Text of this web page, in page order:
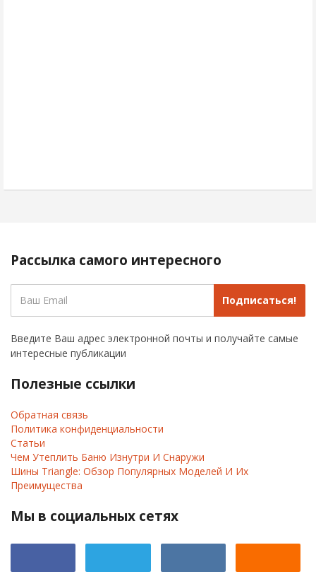
Рассылка самого интересного
Подписаться!
Введите Ваш адрес электронной почты и получайте самые
интересные публикации
Полезные ссылки
Обратная связь
Политика конфиденциальности
Статьи
Чем Утеплить Баню Изнутри И Снаружи
Шины Triangle: Обзор Популярных Моделей И Их
Преимущества
Мы в социальных сетях